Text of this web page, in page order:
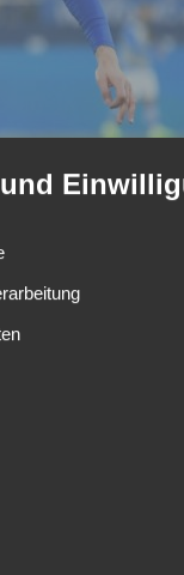
Tüchern sein.
Kaufoption. Wie
werden. Laut dem